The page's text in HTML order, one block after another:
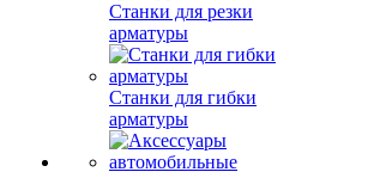
Станки для резки
арматуры
Станки для гибки
арматуры